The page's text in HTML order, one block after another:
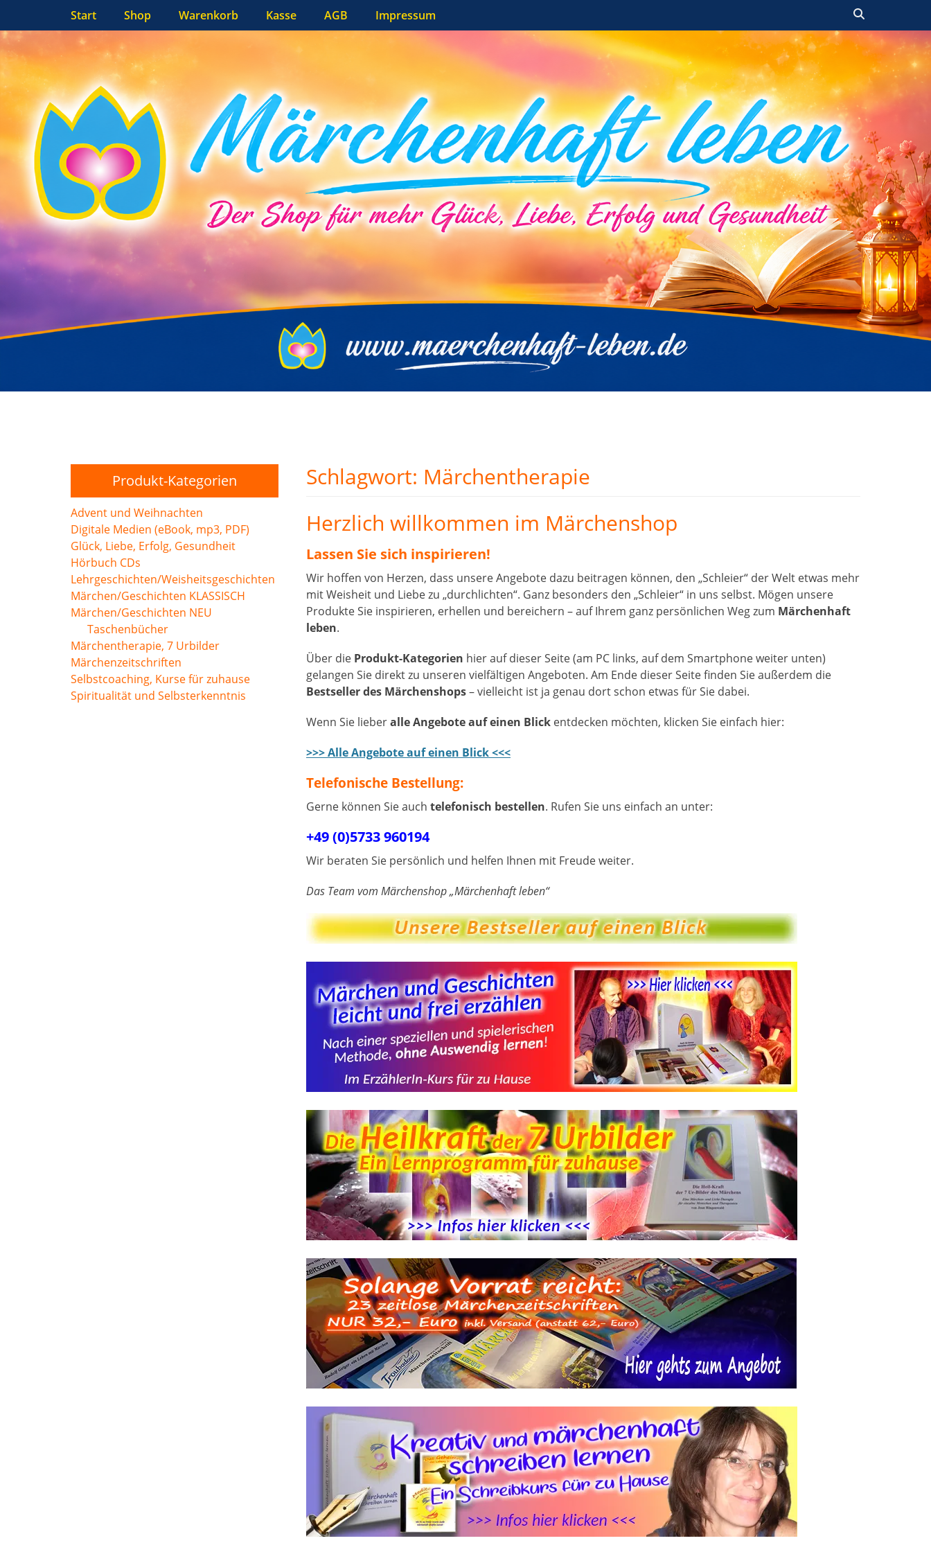
Zum
Inhalt
springen
Primäres Menü
Start Shop Warenkorb Kasse AGB Impressum
Schlagwort: Märchentherapie
Herzlich willkommen im Märchenshop
Lassen Sie sich inspirieren!
Wir hoffen von Herzen, dass unsere Angebote dazu beitragen können, den „Schleier“ der Welt etwas mehr
mit Weisheit und Liebe zu „durchlichten“. Ganz besonders den „Schleier“ in uns selbst. Mögen unsere
Produkte Sie inspirieren, erhellen und bereichern – auf Ihrem ganz persönlichen Weg zum Märchenhaft
leben.
Über die Produkt-Kategorien hier auf dieser Seite (am PC links, auf dem Smartphone weiter unten)
gelangen Sie direkt zu unseren vielfältigen Angeboten. Am Ende dieser Seite finden Sie außerdem die
Bestseller des Märchenshops– vielleicht ist ja genau dort schon etwas für Sie dabei.
Wenn Sie lieberalle Angebote auf einen Blick entdecken möchten, klicken Sie einfach hier:
>>> Alle Angebote auf einen Blick <<<
Telefonische Bestellung:
Gerne können Sie auch telefonisch bestellen. Rufen Sie uns einfach an unter:
+49 (0)5733 960194
Wir beraten Sie persönlich und helfen Ihnen mit Freude weiter.
Das Team vom Märchenshop „Märchenhaft leben“
Produkt-Kategorien
Advent und Weihnachten
Digitale Medien (eBook, mp3, PDF)
Glück, Liebe, Erfolg, Gesundheit
Hörbuch CDs
Lehrgeschichten/Weisheitsgeschichten
Märchen/Geschichten KLASSISCH
Märchen/Geschichten NEU
Taschenbücher
Märchentherapie, 7 Urbilder
Märchenzeitschriften
Selbstcoaching, Kurse für zuhause
Spiritualität und Selbsterkenntnis